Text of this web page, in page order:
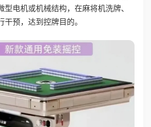
型电机或机械结构，在麻将机洗牌、
干预，达到控牌目的。